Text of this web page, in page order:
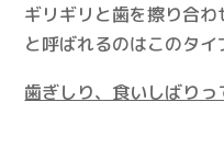
ギリギリと歯を擦り合
と呼ばれるのはこのタイ
歯ぎしり、食いしばり